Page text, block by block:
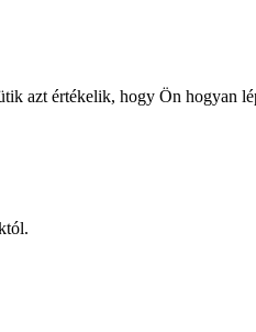
azt értékelik, hogy Ön hogyan